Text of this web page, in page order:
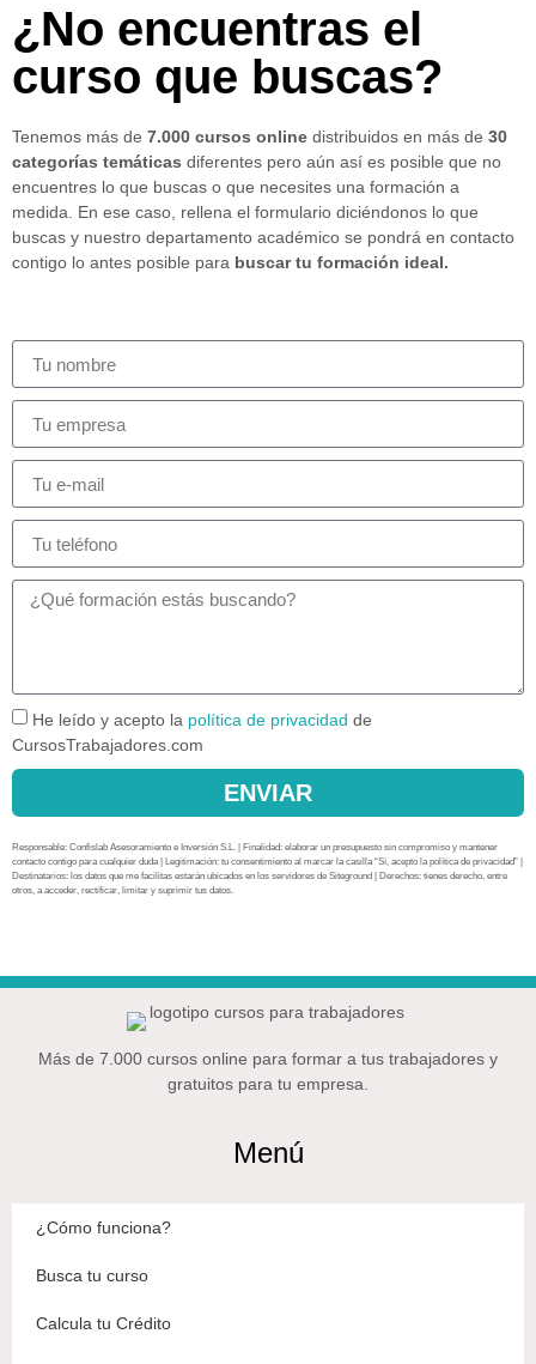
¿No encuentras el
curso que buscas?
Tenemos más de 7.000 cursos online distribuidos en más de 30
categorías temáticas diferentes pero aún así es posible que no
encuentres lo que buscas o que necesites una formación a
medida. En ese caso, rellena el formulario diciéndonos lo que
buscas y nuestro departamento académico se pondrá en contacto
contigo lo antes posible para buscar tu formación ideal.
He leído y acepto la política de privacidad de
CursosTrabajadores.com
ENVIAR
Responsable: Confislab Asesoramiento e Inversión S.L. | Finalidad: elaborar un presupuesto sin compromiso y mantener
contacto contigo para cualquier duda | Legitimación: tu consentimiento al marcar la casilla “Sí, acepto la política de privacidad” |
Destinatarios: los datos que me facilitas estarán ubicados en los servidores de Siteground | Derechos: tienes derecho, entre
otros, a acceder, rectificar, limitar y suprimir tus datos.
Más de 7.000 cursos online para formar a tus trabajadores y
gratuitos para tu empresa.
Menú
¿Cómo funciona?
Busca tu curso
Calcula tu Crédito